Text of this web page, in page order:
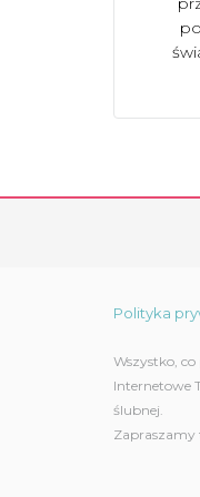
Polityka
Wszystko,
Internetowe
ślubnej.
Zapraszamy